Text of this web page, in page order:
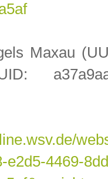
Maxau
e2d5-4469-